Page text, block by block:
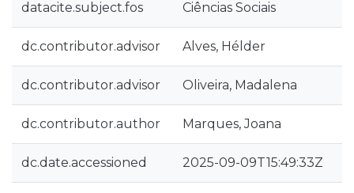
datacite.subject.fos Ciências Sociais
dc.contributor.advisor Alves, Hélder
dc.contributor.advisor Oliveira, Madalena
dc.contributor.author Marques, Joana
dc.date.accessioned 2025-09-09T15:49:33Z